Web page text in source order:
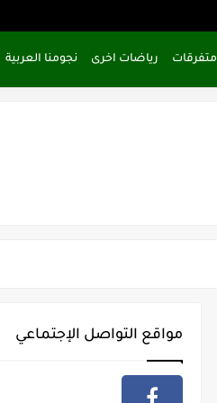
متفرقات رياضات اخرى نجومنا العربية
مواقع التواصل الإجتماعي